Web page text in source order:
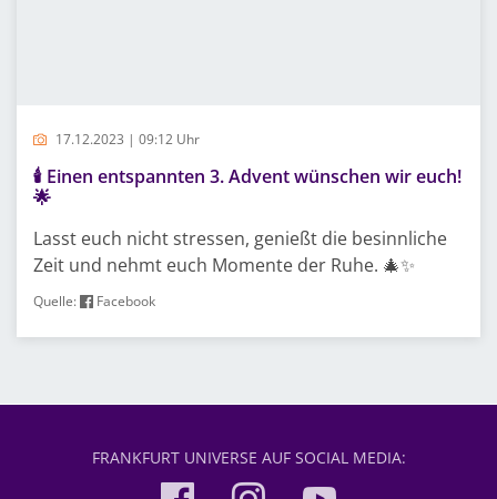
17.12.2023 | 09:12 Uhr
🕯️ Einen entspannten 3. Advent wünschen wir euch!
🌟
Lasst euch nicht stressen, genießt die besinnliche
Zeit und nehmt euch Momente der Ruhe. 🎄✨
Quelle: Facebook
FRANKFURT UNIVERSE AUF SOCIAL MEDIA: